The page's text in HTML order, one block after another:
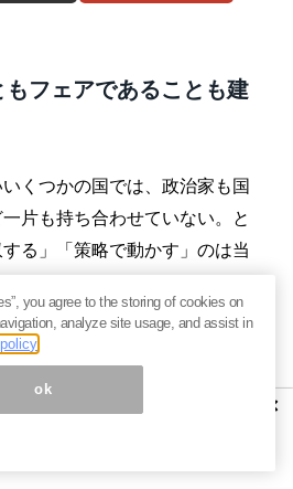
フェアであることも建
くつかの国では、政治家も国
片も持ち合わせていない。と
る」「策略で動かす」のは当
技でも、審判や運営者にどれ
で勝敗が決まる。つまり、策
も恒常的に行われている。そ
れているのだ。
であることを、文字通りに受
×
you agree to the storing of cookies on
analyze site usage, and assist in
ok